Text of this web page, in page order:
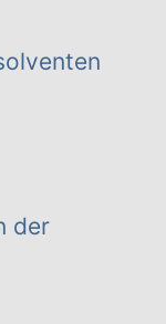
der